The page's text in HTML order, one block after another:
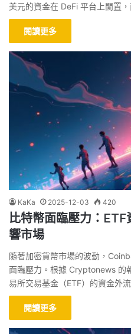
美元的資金在 DeFi 平台上閒置
閱讀更多
KaKa 2025-12-03 420
比特幣面臨壓力：
響市場
隨著加密貨幣市場的波動，
面臨壓力。根據 Cryptonews 的
易所交易基金（ETF）的資金外
閱讀更多